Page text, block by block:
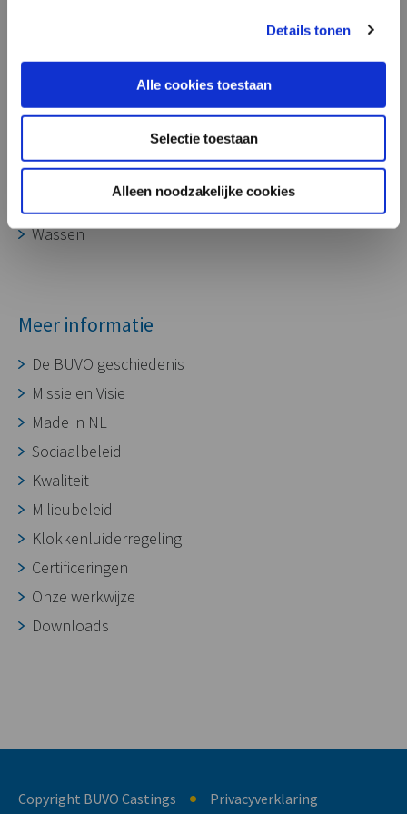
Details tonen
Alle cookies toestaan
Selectie toestaan
Alleen noodzakelijke cookies
Ontwikkeling
Gereedschapmakerij
Gieterij
Assembleren
Wassen
Meer informatie
De BUVO geschiedenis
Missie en Visie
Made in NL
Sociaalbeleid
Kwaliteit
Milieubeleid
Klokkenluiderregeling
Certificeringen
Onze werkwijze
Downloads
Copyright BUVO Castings Privacyverklaring
geschikt voor toepassing in laadpalen,